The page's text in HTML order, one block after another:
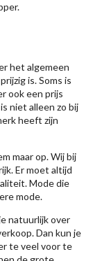
het algemeen
is. Soms is
ook een prijs
niet alleen zo bij
heeft zijn
maar op. Wij bij
Er moet altijd
Mode die
mode.
natuurlijk over
Dan kun je
te veel voor te